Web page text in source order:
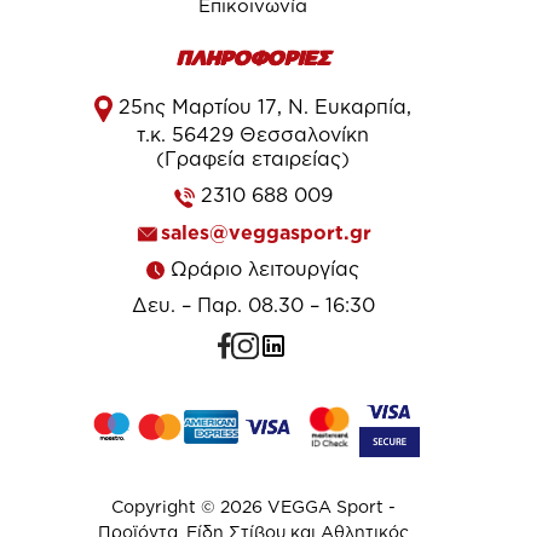
Επικοινωνία
ΠΛΗΡΟΦΟΡΙΕΣ
25ης Μαρτίου 17, Ν. Ευκαρπία,
τ.κ. 56429 Θεσσαλονίκη
(Γραφεία εταιρείας)
2310 688 009
sales@veggasport.gr
Ωράριο λειτουργίας
Δευ. – Παρ. 08.30 – 16:30
Copyright © 2026 VEGGA Sport -
Προϊόντα, Είδη Στίβου και Αθλητικός